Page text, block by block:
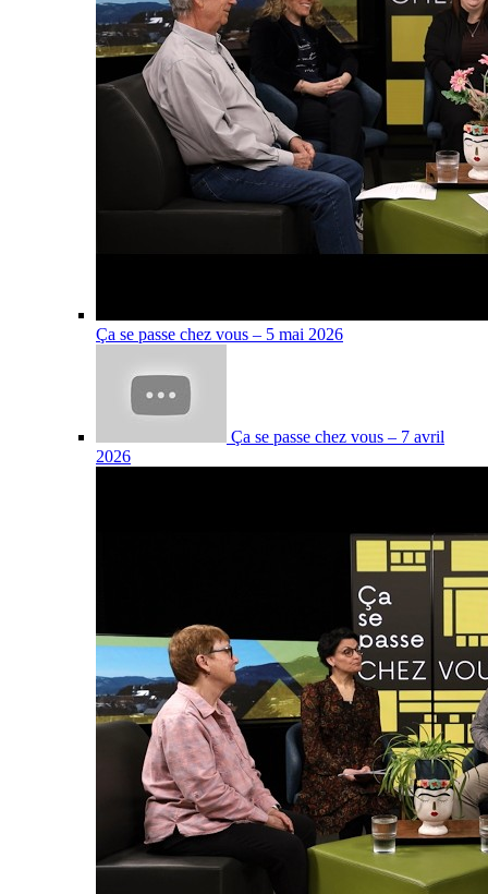
Ça se passe chez vous – 5 mai 2026
Ça se passe chez vous – 7 avril
2026